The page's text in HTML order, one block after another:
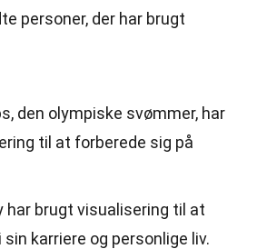
personer, der har brugt
den olympiske svømmer, har
til at forberede sig på
har brugt visualisering til at
karriere og personlige liv.